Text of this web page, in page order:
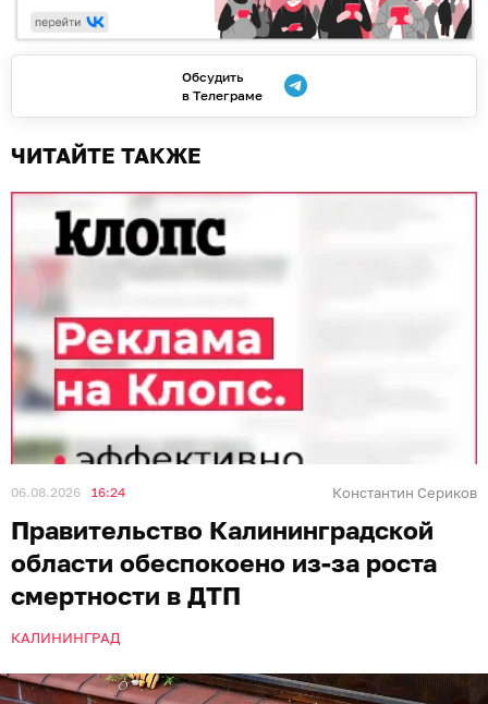
Обсудить
в Телеграме
ЧИТАЙТЕ ТАКЖЕ
06.08.2026 16:24 Константин Сериков
Правительство Калининградской
области обеспокоено из-за роста
смертности в ДТП
КАЛИНИНГРАД